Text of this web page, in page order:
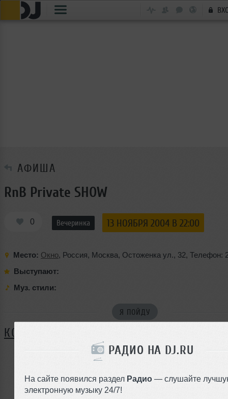
РАДИО НА DJ.RU
На сайте появился раздел Радио — слушайте
электронную музыку 24/7!
АФИША
RnB Private SHOW
0 Вечеринка 13 НОЯБРЯ 2004 В 22:00
Место: Окно, Россия, Москва, Остоженка ул., 32, Телефон:
Выступают:
Муз. стили:
Я ПОЙДУ
КОММЕНТАРИИ
ЗАРЕГИСТРИРУЙТЕСЬ